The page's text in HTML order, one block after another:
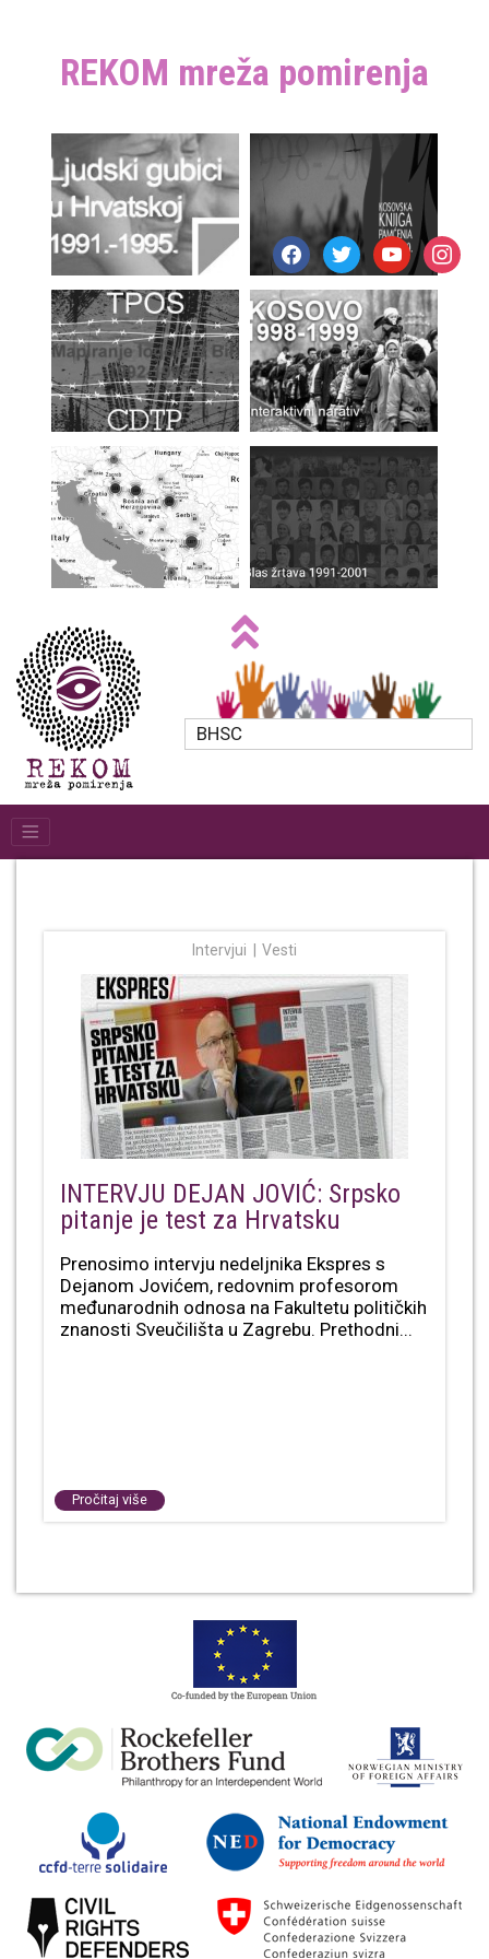
REKOM mreža pomirenja
BHSC
Intervjui Vesti
INTERVJU DEJAN JOVIĆ: Srpsko
pitanje je test za Hrvatsku
Prenosimo intervju nedeljnika Ekspres s
Dejanom Jovićem, redovnim profesorom
međunarodnih odnosa na Fakultetu političkih
znanosti Sveučilišta u Zagrebu. Prethodni...
Pročitaj više
facebooktwitteryoutube